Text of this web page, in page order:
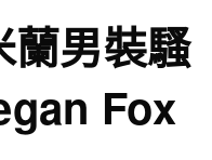
男裝騷
Fox